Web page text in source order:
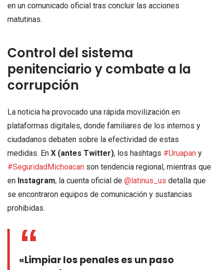
en un comunicado oficial tras concluir las acciones
matutinas.
Control del sistema
penitenciario y combate a la
corrupción
La noticia ha provocado una rápida movilización en
plataformas digitales, donde familiares de los internos y
ciudadanos debaten sobre la efectividad de estas
medidas. En X (antes Twitter), los hashtags #Uruapan y
#SeguridadMichoacan son tendencia regional, mientras que
en Instagram, la cuenta oficial de @latinus_us detalla que
se encontraron equipos de comunicación y sustancias
prohibidas.
«Limpiar los penales es un paso